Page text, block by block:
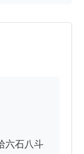
六石八斗